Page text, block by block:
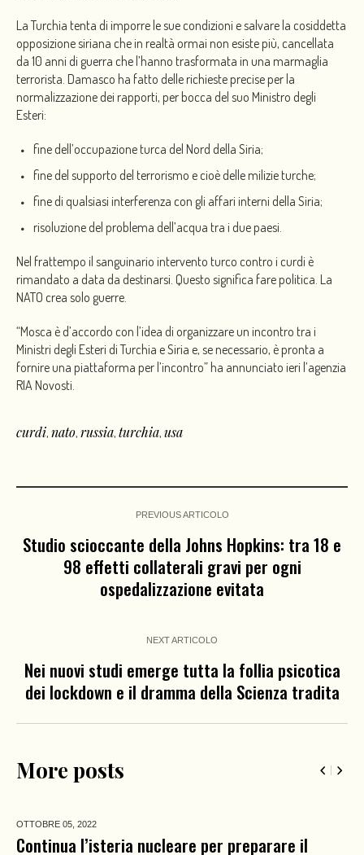
La Turchia tenta di imporre le sue condizioni e salvare la cosiddetta
opposizione siriana che in realtà ormai non esiste più, cancellata
da 10 anni di guerra che l’hanno trasformata in una marmaglia
terrorista. Damasco ha fatto delle richieste precise per la
normalizzazione dei rapporti, per bocca del suo Ministro degli
Esteri:
fine dell’occupazione turca del Nord della Siria;
fine del supporto del terrorismo e cioè delle milizie turche;
fine di qualsiasi interferenza con gli affari interni della Siria;
risoluzione del problema dell’acqua tra i due paesi.
Nel frattempo il sanguinario intervento turco contro i curdi è
rimandato a data da destinarsi. Questo significa fare politica. La
NATO crea solo guerre.
“Mosca è d’accordo con l’idea di organizzare un incontro tra i
Ministri degli Esteri di Turchia e Siria e, se necessario, è pronta a
fornire una piattaforma per l’incontro” ha annunciato ieri l’agenzia
RIA Novosti.
curdi, nato, russia, turchia, usa
PREVIOUS ARTICOLO
Studio scioccante della Johns Hopkins: tra 18 e
98 effetti collaterali gravi per ogni
ospedalizzazione evitata
NEXT ARTICOLO
Nei nuovi studi emerge tutta la follia psicotica
dei lockdown e il dramma della Scienza tradita
More posts
OTTOBRE 05, 2022
Continua l’isteria nucleare per preparare il